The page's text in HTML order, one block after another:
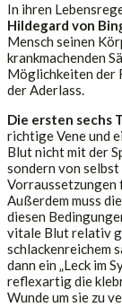
In ihren
Hildegard von
Mensch seinen
krankmachenden
Möglichkeiten der
der Aderlass.
Die ersten sechs
richtige Vene und
Blut nicht mit der
sondern von
Vorraussetzungen
Außerdem muss
diesen
vitale Blut relativ
schlackenreichem
dann ein „Leck im
reflexartig die
Wunde um sie zu